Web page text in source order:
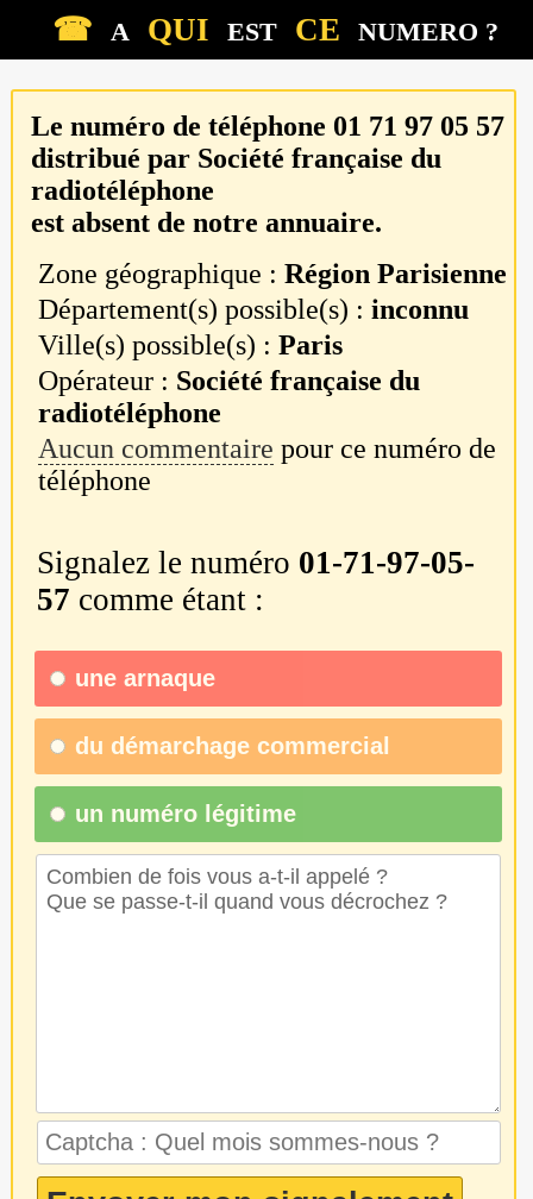
☎ A QUI EST CE NUMERO ?
Le numéro de téléphone 01 71 97 05 57
distribué par Société française du
radiotéléphone
est absent de notre annuaire.
Zone géographique :Région Parisienne
Département(s) possible(s) :inconnu
Ville(s) possible(s) :Paris
Opérateur : Société française du
radiotéléphone
Aucun commentaire pour ce numéro de
téléphone
Signalez le numéro 01-71-97-05-
57 comme étant :
une arnaque
du démarchage commercial
un numéro légitime